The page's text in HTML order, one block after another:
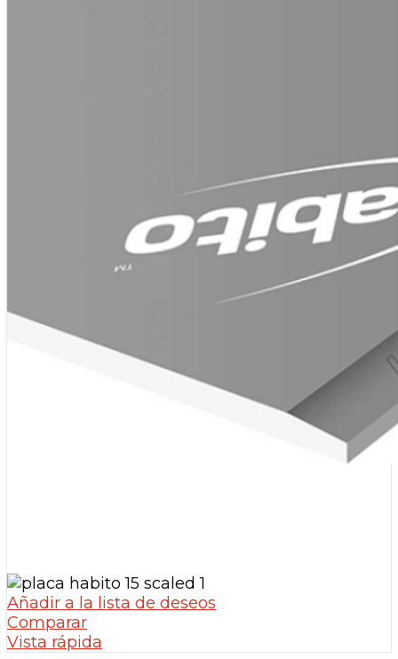
Añadir a la lista de deseos
Comparar
Vista rápida